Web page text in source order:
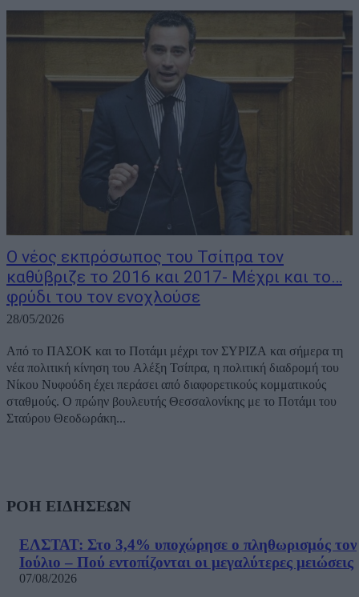
Ο νέος εκπρόσωπος του Τσίπρα τον
καθύβριζε το 2016 και 2017- Μέχρι και το…
φρύδι του τον ενοχλούσε
28/05/2026
Από το ΠΑΣΟΚ και το Ποτάμι μέχρι τον ΣΥΡΙΖΑ και σήμερα τη
νέα πολιτική κίνηση του Αλέξη Τσίπρα, η πολιτική διαδρομή του
Νίκου Νυφούδη έχει περάσει από διαφορετικούς κομματικούς
σταθμούς. Ο πρώην βουλευτής Θεσσαλονίκης με το Ποτάμι του
Σταύρου Θεοδωράκη...
ΡΟΗ ΕΙΔΗΣΕΩΝ
ΕΛΣΤΑΤ: Στο 3,4% υποχώρησε ο πληθωρισμός τον
Ιούλιο – Πού εντοπίζονται οι μεγαλύτερες μειώσεις
07/08/2026